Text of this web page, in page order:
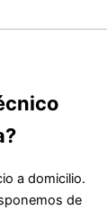
a domicilio.
de